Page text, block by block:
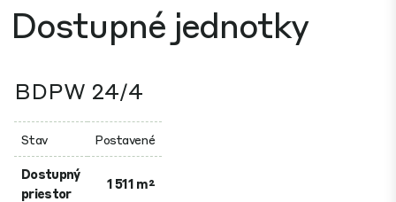
Dostupné jednotky
BDPW 24/4
Stav Postavené
Dostupný
priestor
1 511 m²